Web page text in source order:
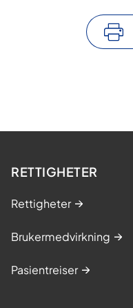
RETTIGHETER
Rettigheter
Brukermedvirkning
Pasientreiser